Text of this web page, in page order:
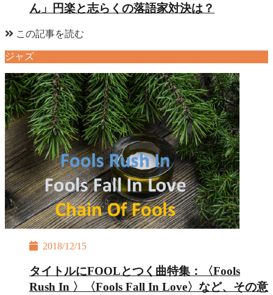
ん」円楽と志らくの落語家対決は？
この記事を読む
ジャズ
2018/12/15
タイトルにFOOLとつく曲特集：〈Fools
Rush In 〉〈Fools Fall In Love〉など、その意